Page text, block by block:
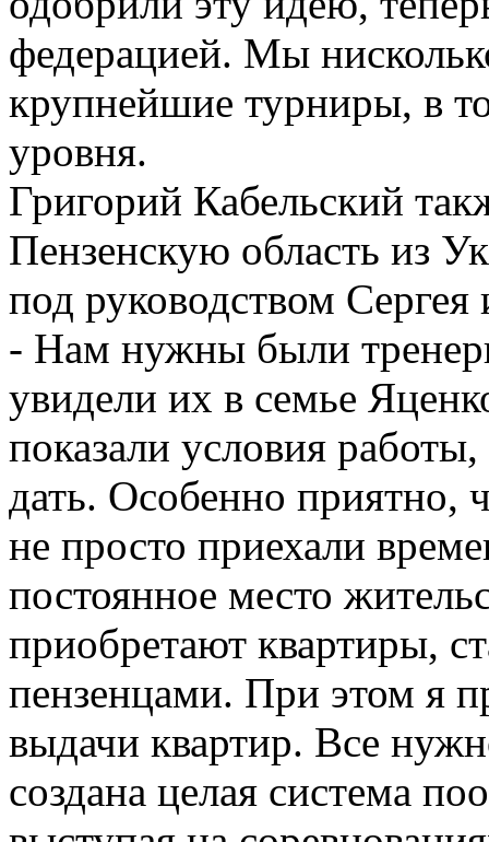
федерацией. Мы
крупнейшие турниры, в
уровня.
Григорий Кабельский
Пензенскую область из
под руководством
- Нам нужны были
увидели их в семье
показали условия
дать. Особенно приятно,
не просто приехали
постоянное место
приобретают квартиры,
пензенцами. При этом я
выдачи квартир. Все
создана целая система